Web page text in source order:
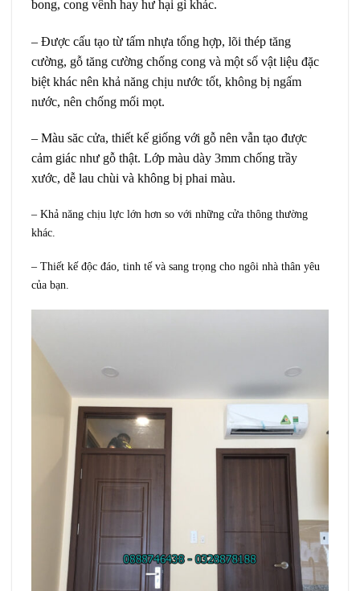
bong, cong vênh hay hư hại gì khác.
– Được cấu tạo từ tấm nhựa tổng hợp, lõi thép tăng
cường, gỗ tăng cường chống cong và một số vật liệu đặc
biệt khác nên khả năng chịu nước tốt, không bị ngấm
nước, nên chống mối mọt.
– Màu săc cửa, thiết kế giống với gỗ nên vẫn tạo được
cảm giác như gỗ thật. Lớp màu dày 3mm chống trầy
xước, dễ lau chùi và không bị phai màu.
– Khả năng chịu lực lớn hơn so với những cửa thông thường
khác.
– Thiết kế độc đáo, tinh tế và sang trọng cho ngôi nhà thân yêu
của bạn.